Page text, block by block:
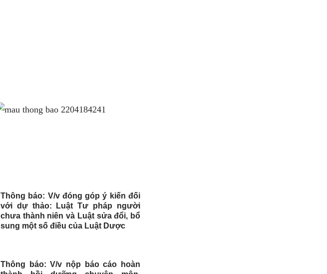
Thông báo: V/v đóng góp ý kiến đối
với dự thảo: Luật Tư pháp người
chưa thành niên và Luật sửa đổi, bổ
sung một số điều của Luật Dược
Thông báo: V/v nộp báo cáo hoàn